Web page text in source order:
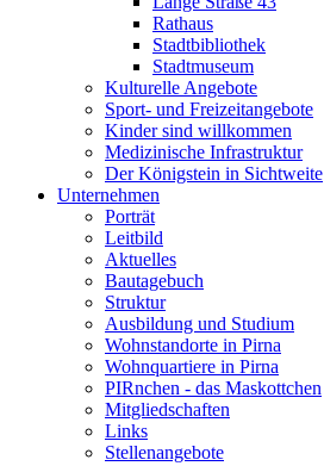
Rathaus
Stadtbibliothek
Stadtmuseum
Kulturelle Angebote
Sport- und Freizeitangebote
Kinder sind willkommen
Medizinische Infrastruktur
Der Königstein in Sichtweite
Unternehmen
Porträt
Leitbild
Aktuelles
Bautagebuch
Struktur
Ausbildung und Studium
Wohnstandorte in Pirna
Wohnquartiere in Pirna
PIRnchen - das Maskottchen
Mitgliedschaften
Links
Stellenangebote